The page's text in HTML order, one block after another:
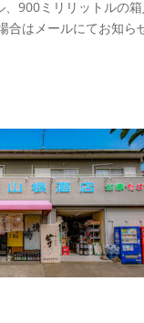
900ミリリットルの
合はメールにてお知ら